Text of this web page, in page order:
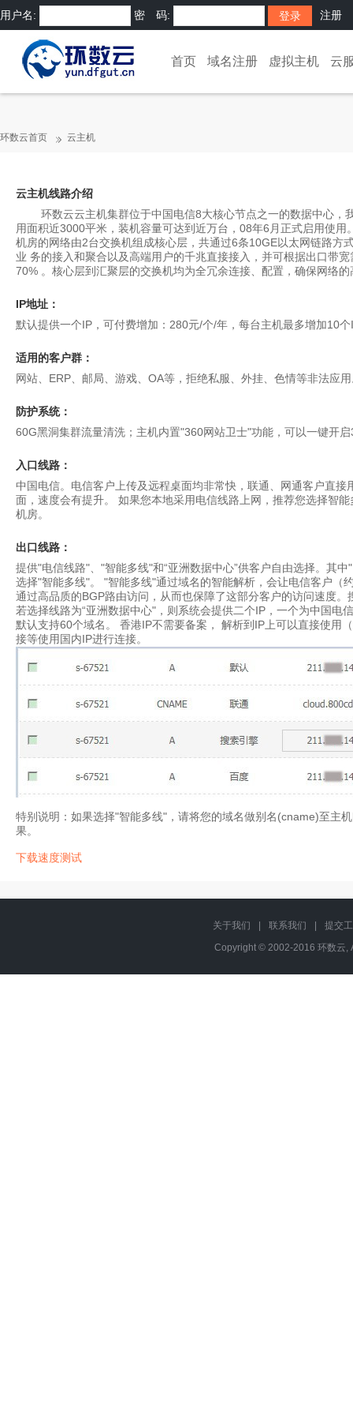
用户名: 密 码: 注册
首页 域名注册 虚拟主机 云
环数云首页 云主机
云主机线路介绍
环数云云主机集群位于中国电信8大核心节点之一的数据中心，
用面积近3000平米，装机容量可达到近万台，08年6月正式启用使
机房的网络由2台交换机组成核心层，共通过6条10GE以太网链路
业 务的接入和聚合以及高端用户的千兆直接接入，并可根据出口带
70% 。核心层到汇聚层的交换机均为全冗余连接、配置，确保网络
IP地址：
默认提供一个IP，可付费增加：280元/个/年，每台主机最多增加10个
适用的客户群：
网站、ERP、邮局、游戏、OA等，拒绝私服、外挂、色情等非法应
防护系统：
60G黑洞集群流量清洗；主机内置"360网站卫士"功能，可以一键开
入口线路：
中国电信。电信客户上传及远程桌面均非常快，联通、网通客户直
面，速度会有提升。 如果您本地采用电信线路上网，推荐您选择智
机房。
出口线路：
提供"电信线路"、"智能多线"和“亚洲数据中心”供客户自由选择。其
选择"智能多线"。 "智能多线"通过域名的智能解析，会让电信客户
通过高品质的BGP路由访问，从而也保障了这部分客户的访问速度
若选择线路为“亚洲数据中心" ，则系统会提供二个IP，一个为中国电
默认支持60个域名。 香港IP不需要备案， 解析到IP上可以直接使用
接等使用国内IP进行连接。
特别说明：如果选择"智能多线"，请将您的域名做别名(cname)至主
果。
下载速度测试
关于我们 联系我们
提交
Copyright © 2002-2016 环数云